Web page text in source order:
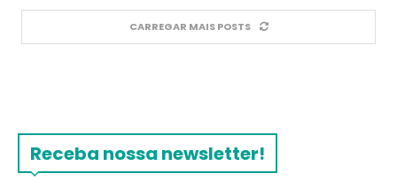
CARREGAR MAIS POSTS
Receba nossa newsletter!